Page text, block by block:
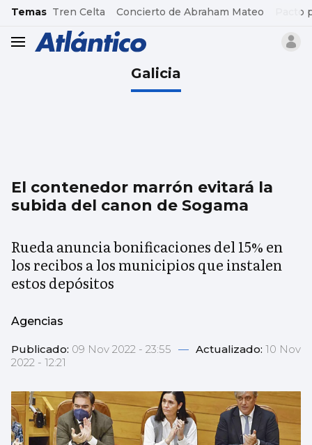
common.go-to-content
Temas Tren Celta Concierto de Abraham Mateo Pacto
header.menu.open
Galicia
El contenedor marrón evitará la
subida del canon de Sogama
Rueda anuncia bonificaciones del 15% en
los recibos a los municipios que instalen
estos depósitos
Agencias
Publicado: 09 Nov 2022 - 23:55 — Actualizado: 10 Nov
2022 - 12:21